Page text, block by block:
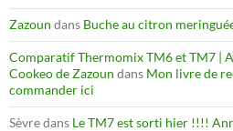
Zazoun dans Buche au citron
Comparatif Thermomix TM6 et TM7 |
Cookeo de Zazoun dans Mon livre de
commander ici
Sèvredans Le TM7 est sorti hier !!!!